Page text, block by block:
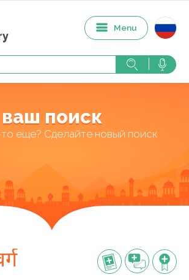
Menu
ваш поиск
еще? Сделайте новый поиск